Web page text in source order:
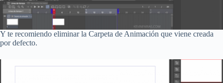
Y te recomiendo eliminar la Carpeta de Animación que viene creada
por defecto.